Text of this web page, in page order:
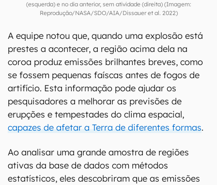
(esquerda) e no dia anterior, sem atividade (direita) (Imagem:
Reprodução/NASA/SDO/AIA/Dissauer et al. 2022)
A equipe notou que, quando uma explosão está
prestes a acontecer, a região acima dela na
coroa produz emissões brilhantes breves, como
se fossem pequenas faíscas antes de fogos de
artifício. Esta informação pode ajudar os
pesquisadores a melhorar as previsões de
erupções e tempestades do clima espacial,
capazes de afetar a Terra de diferentes formas.
Ao analisar uma grande amostra de regiões
ativas da base de dados com métodos
estatísticos, eles descobriram que as emissões